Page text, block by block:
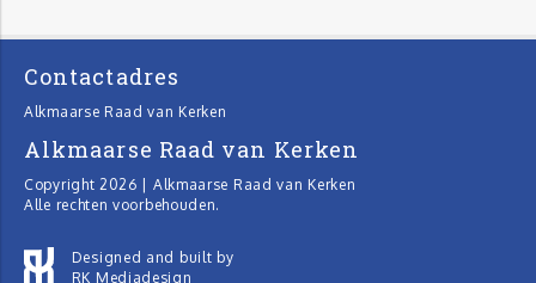
Contactadres
Alkmaarse Raad van Kerken
Alkmaarse Raad van Kerken
Copyright 2026 | Alkmaarse Raad van Kerken
Alle rechten voorbehouden.
Designed and built by
RK Mediadesign